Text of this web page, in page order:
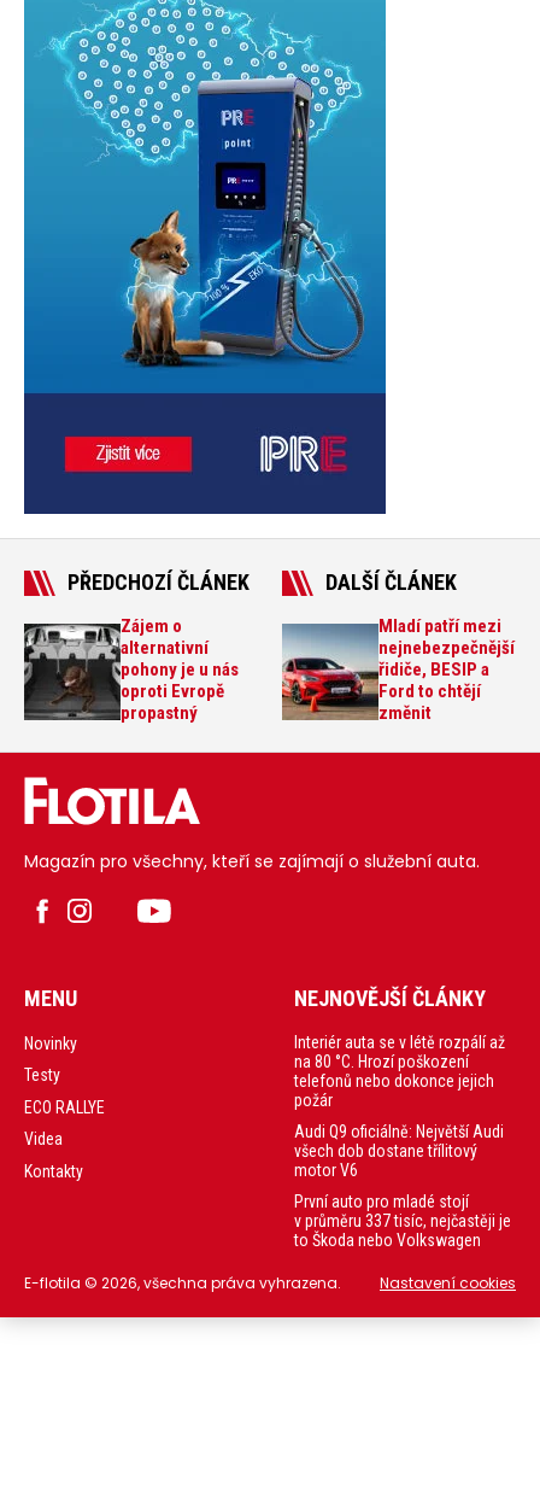
PŘEDCHOZÍ ČLÁNEK
Zájem o
alternativní
pohony je u nás
oproti Evropě
propastný
DALŠÍ ČLÁNEK
Mladí patří mezi
nejnebezpečnější
řidiče, BESIP a
Ford to chtějí
změnit
Magazín pro všechny, kteří se zajímají o služební auta.
MENU
Novinky
Testy
ECO RALLYE
Videa
Kontakty
NEJNOVĚJŠÍ ČLÁNKY
Interiér auta se v létě rozpálí až
na 80 °C. Hrozí poškození
telefonů nebo dokonce jejich
požár
Audi Q9 oficiálně: Největší Audi
všech dob dostane třílitový
motor V6
První auto pro mladé stojí
v průměru 337 tisíc, nejčastěji je
to Škoda nebo Volkswagen
E-flotila © 2026, všechna práva vyhrazena. Nastavení cookies